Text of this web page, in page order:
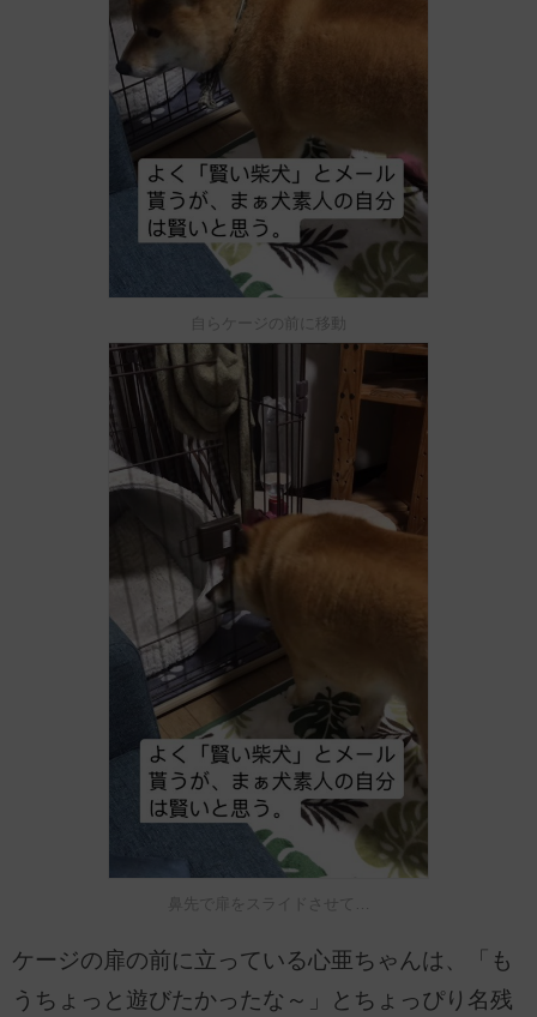
自らケージの前に移動
鼻先で扉をスライドさせて…
ケージの扉の前に立っている心亜ちゃんは、「も
うちょっと遊びたかったな～」とちょっぴり名残